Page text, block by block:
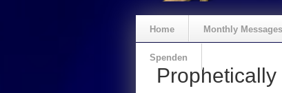
Home Monthly Messages
Spenden